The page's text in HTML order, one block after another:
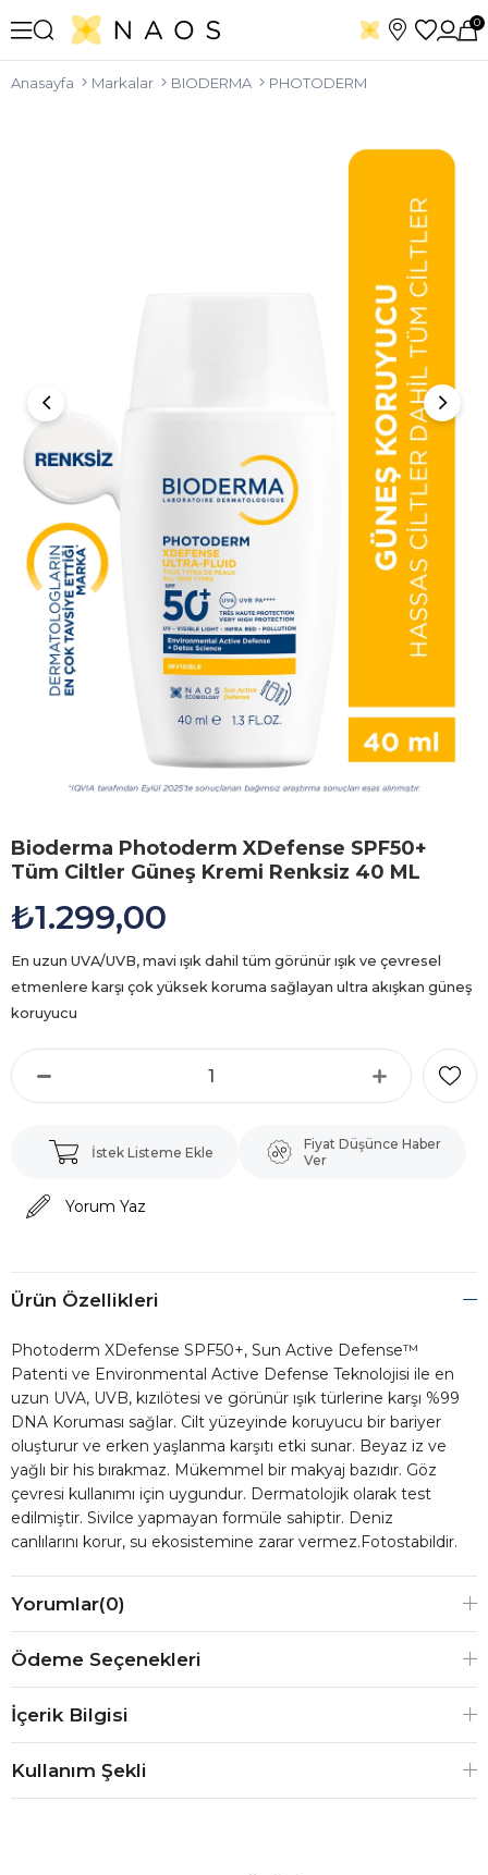
0
Anasayfa Markalar BIODERMA PHOTODERM
Bioderma Photoderm XDefense SPF50+
Tüm Ciltler Güneş Kremi Renksiz 40 ML
₺1.299,00
En uzun UVA/UVB, mavi ışık dahil tüm görünür ışık ve çevresel
etmenlere karşı çok yüksek koruma sağlayan ultra akışkan güneş
koruyucu
İstek Listeme Ekle
Fiyat Düşünce Haber
Ver
Yorum Yaz
Ürün Özellikleri
Photoderm XDefense SPF50+, Sun Active Defense™
Patenti ve Environmental Active Defense Teknolojisi ile en
uzun UVA, UVB, kızılötesi ve görünür ışık türlerine karşı %99
DNA Koruması sağlar. Cilt yüzeyinde koruyucu bir bariyer
oluşturur ve erken yaşlanma karşıtı etki sunar. Beyaz iz ve
yağlı bir his bırakmaz. Mükemmel bir makyaj bazıdır. Göz
çevresi kullanımı için uygundur. Dermatolojik olarak test
edilmiştir. Sivilce yapmayan formüle sahiptir. Deniz
canlılarını korur, su ekosistemine zarar vermez.Fotostabildir.
Yorumlar(0)
Ödeme Seçenekleri
İçerik Bilgisi
Kullanım Şekli